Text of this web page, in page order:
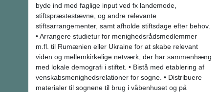
byde ind med faglige input ved fx landemode,
stiftspræstestævne, og andre relevante
stiftsarrangementer, samt afholde stiftsdage efter behov.
• Arrangere studietur for menighedsrådsmedlemmer
m.fl. til Rumænien eller Ukraine for at skabe relevant
viden og mellemkirkelige netværk, der har sammenhæng
med lokale demografi i stiftet. • Bistå med etablering af
venskabsmenighedsrelationer for sogne. • Distribuere
materialer til sognene til brug i våbenhuset og på